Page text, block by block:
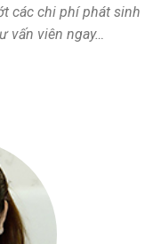
các chi phí phát sinh
vấn viên ngay…